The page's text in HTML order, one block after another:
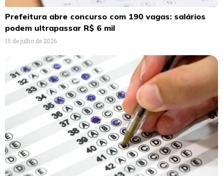
Prefeitura abre concurso com 190 vagas: salários
podem ultrapassar R$ 6 mil
15 de julho de 2026